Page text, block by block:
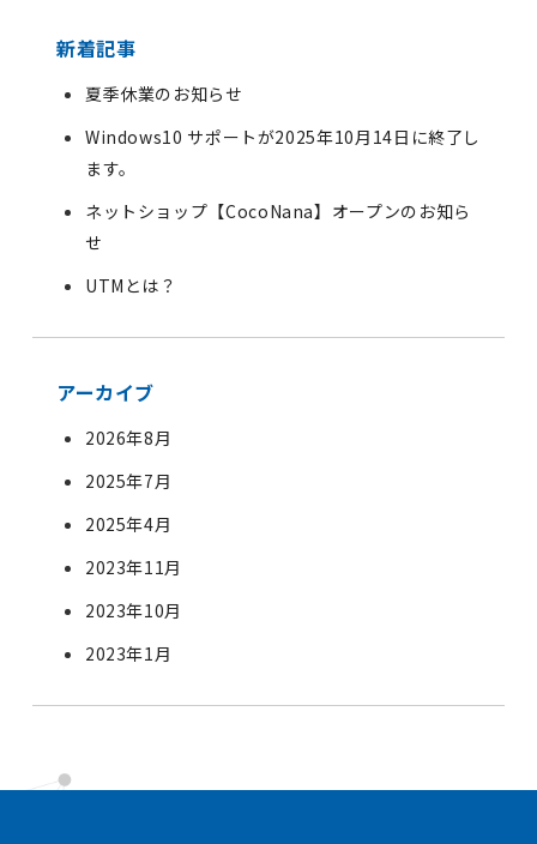
新着記事
夏季休業のお知らせ
Windows10 サポートが2025年10月14日に終了し
ます。
ネットショップ【CocoNana】オープンのお知ら
せ
UTMとは？
アーカイブ
2026年8月
2025年7月
2025年4月
2023年11月
2023年10月
2023年1月